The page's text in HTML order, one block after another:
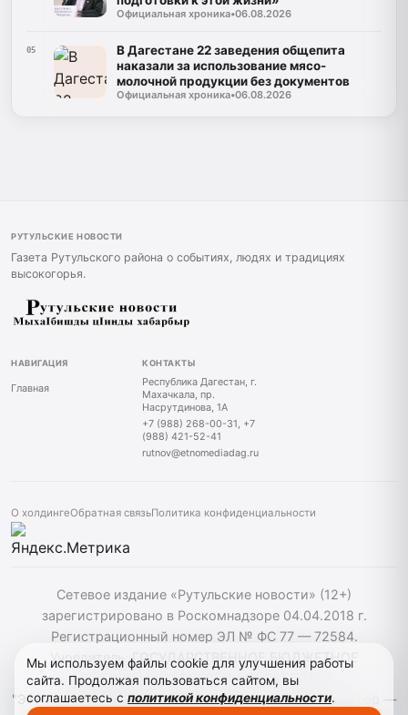
Официальная хроника•06.08.2026
05
В Дагестане 22 заведения общепита
наказали за использование мясо-
молочной продукции без документов
Официальная хроника•06.08.2026
РУТУЛЬСКИЕ НОВОСТИ
Газета Рутульского района о событиях, людях и традициях
высокогорья.
НАВИГАЦИЯ
Главная
КОНТАКТЫ
Республика Дагестан, г.
Махачкала, пр.
Насрутдинова, 1А
+7 (988) 268-00-31, +7
(988) 421-52-41
rutnov@etnomediadag.ru
О холдингеОбратная связьПолитика конфиденциальности
Сетевое издание «Рутульские новости» (12+)
зарегистрировано в Роскомнадзоре 04.04.2018 г.
Регистрационный номер ЭЛ № ФС 77 — 72584.
Учредитель: ГОСУДАРСТВЕННОЕ БЮДЖЕТНОЕ
УЧРЕЖДЕНИЕ РЕСПУБЛИКИ ДАГЕСТАН
"ЭТНОМЕДИАХОЛДИНГ "ДАГЕСТАН". Главный редактор —
Мы используем файлы cookie для улучшения работы
сайта. Продолжая пользоваться сайтом, вы
соглашаетесь с политикой конфиденциальности.